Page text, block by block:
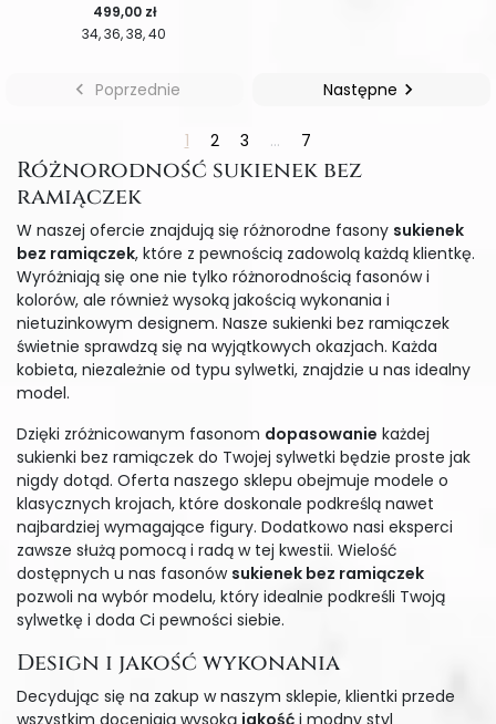
34 36 38 40
Cena
499,00 zł
 Poprzednie
1 2 3 … 7
Następne 
Różnorodność sukienek bez
ramiączek
W naszej ofercie znajdują się różnorodne fasony sukienek
bez ramiączek, które z pewnością zadowolą każdą klientkę.
Wyróżniają się one nie tylko różnorodnością fasonów i
kolorów, ale również wysoką jakością wykonania i
nietuzinkowym designem. Nasze sukienki bez ramiączek
świetnie sprawdzą się na wyjątkowych okazjach. Każda
kobieta, niezależnie od typu sylwetki, znajdzie u nas idealny
model.
Dzięki zróżnicowanym fasonom dopasowanie każdej
sukienki bez ramiączek do Twojej sylwetki będzie proste jak
nigdy dotąd. Oferta naszego sklepu obejmuje modele o
klasycznych krojach, które doskonale podkreślą nawet
najbardziej wymagające figury. Dodatkowo nasi eksperci
zawsze służą pomocą i radą w tej kwestii. Wielość
dostępnych u nas fasonów sukienek bez ramiączek
pozwoli na wybór modelu, który idealnie podkreśli Twoją
sylwetkę i doda Ci pewności siebie.
Design i jakość wykonania
Decydując się na zakup w naszym sklepie, klientki przede
wszystkim doceniają wysoką jakość i modny styl